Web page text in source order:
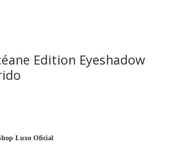
Edition Eyeshadow
Luxo Oficial